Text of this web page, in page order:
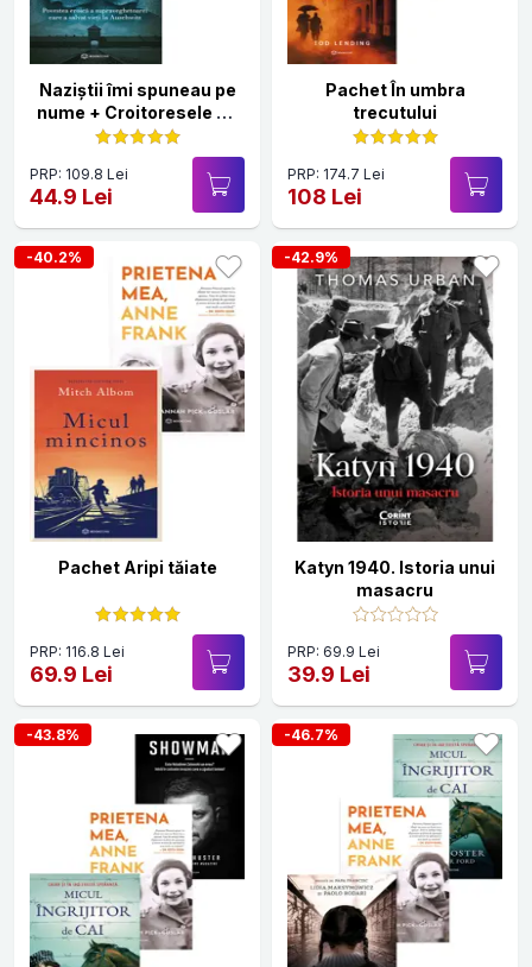
Naziștii îmi spuneau pe
nume + Croitoresele de
la Auschwitz
PRP: 109.8 Lei
44.9 Lei
Pachet În umbra
trecutului
PRP: 174.7 Lei
108 Lei
-40.2%
Pachet Aripi tăiate
PRP: 116.8 Lei
69.9 Lei
-42.9%
Katyn 1940. Istoria unui
masacru
PRP: 69.9 Lei
39.9 Lei
-43.8% -46.7%